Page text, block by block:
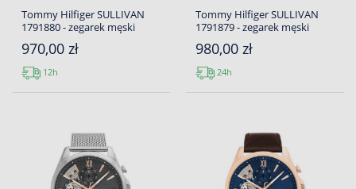
Tommy Hilfiger SULLIVAN
1791880 - zegarek męski
970,00 zł
12h
Tommy Hilfiger SULLIVAN
1791879 - zegarek męski
980,00 zł
24h